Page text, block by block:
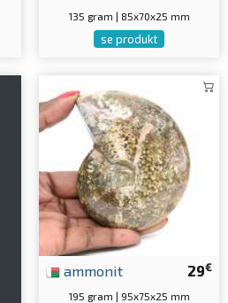
135 gram | 85x70x25 mm
se produkt
29€
ammonit
195 gram | 95x75x25 mm